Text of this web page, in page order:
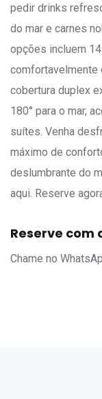
pedir drinks
do mar e carnes
opções incluem
comfortavelmente
cobertura duplex
180° para o mar,
suítes. Venha
máximo de
deslumbrante do
aqui. Reserve
Reserve
Chame no